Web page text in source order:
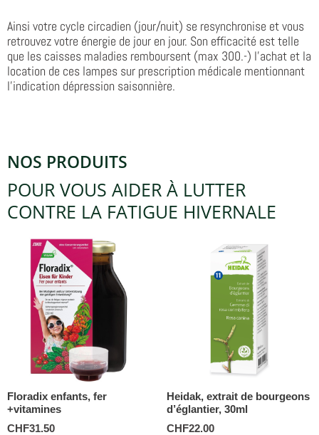
Ainsi votre cycle circadien (jour/nuit) se resynchronise et vous
retrouvez votre énergie de jour en jour. Son efficacité est telle
que les caisses maladies remboursent (max 300.-) l’achat et la
location de ces lampes sur prescription médicale mentionnant
l’indication dépression saisonnière.
NOS PRODUITS
POUR VOUS AIDER À LUTTER
CONTRE LA FATIGUE HIVERNALE
Floradix enfants, fer
+vitamines
CHF31.50
Heidak, extrait de bourgeons
d’églantier, 30ml
CHF22.00